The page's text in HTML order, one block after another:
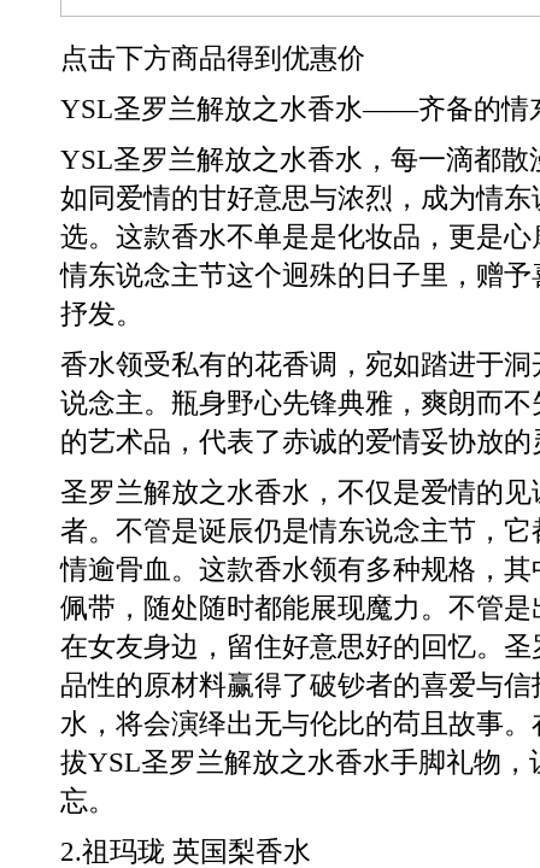
点击下方商品得到优惠价
YSL圣罗兰解放之水香水——齐备的情
YSL圣罗兰解放之水香水，每一滴都
如同爱情的甘好意思与浓烈，成为情
选。这款香水不单是是化妆品，更是
情东说念主节这个迥殊的日子里，赠
抒发。
香水领受私有的花香调，宛如踏进于
说念主。瓶身野心先锋典雅，爽朗而
的艺术品，代表了赤诚的爱情妥协放的
圣罗兰解放之水香水，不仅是爱情的
者。不管是诞辰仍是情东说念主节，
情逾骨血。这款香水领有多种规格，
佩带，随处随时都能展现魔力。不管
在女友身边，留住好意思好的回忆。
品性的原材料赢得了破钞者的喜爱与
水，将会演绎出无与伦比的苟且故事
拔YSL圣罗兰解放之水香水手脚礼物
忘。
2.祖玛珑 英国梨香水